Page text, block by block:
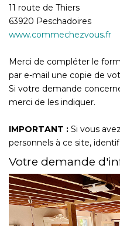
11 route de Thiers
63920 Peschadoires
www.commechezvous.fr
Merci de compléter le
par e-mail une copie de
Si votre demande
merci de les indiquer.
IMPORTANT : Si vous
personnels à ce site,
Votre demande